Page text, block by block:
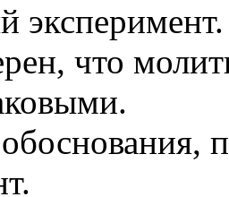
эксперимент.
что